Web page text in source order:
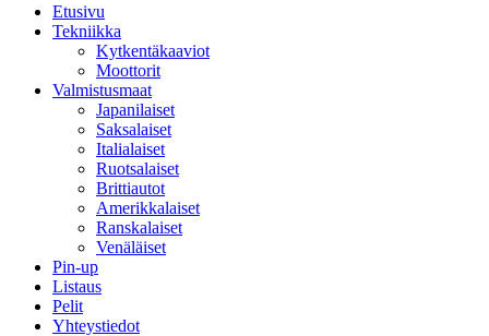
Etusivu
Tekniikka
Kytkentäkaaviot
Moottorit
Valmistusmaat
Japanilaiset
Saksalaiset
Italialaiset
Ruotsalaiset
Brittiautot
Amerikkalaiset
Ranskalaiset
Venäläiset
Pin-up
Listaus
Pelit
Yhteystiedot